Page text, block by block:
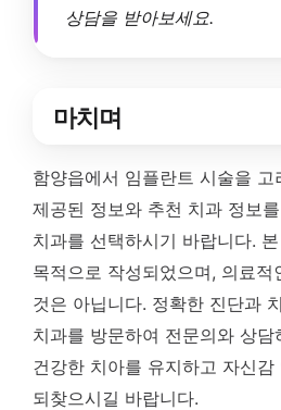
상담을 받아보세요.
마치며
함양읍에서 임플란트 시술을
제공된 정보와 추천 치과 정보
치과를 선택하시기 바랍니다.
목적으로 작성되었으며, 의료적
것은 아닙니다. 정확한 진단과
치과를 방문하여 전문의와 상
건강한 치아를 유지하고 자신감
되찾으시길 바랍니다.